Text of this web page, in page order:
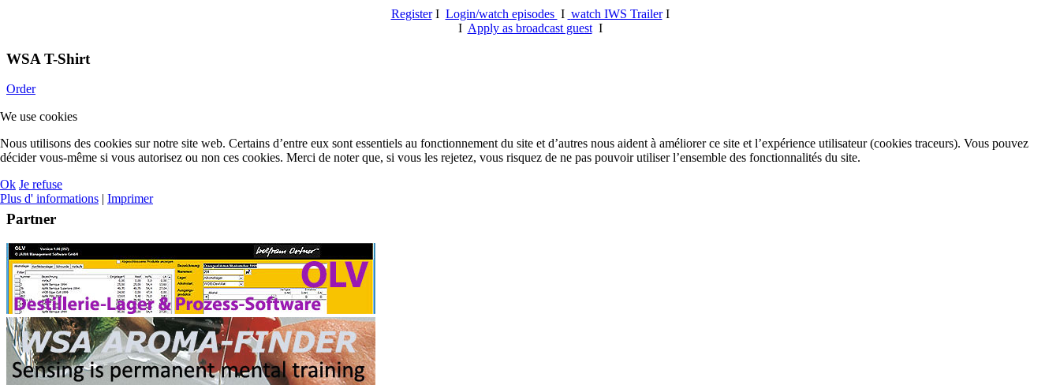
RegisterI Login/watch episodes I watch IWS TrailerI
I Apply as broadcast guestI
WSA T-Shirt
Order
Partner
We use cookies
Nous utilisons des cookies sur notre site web. Certains d’entre eux sont essentiels au fonctionnement du site et d’autres nous aident à améliorer ce site et l’expérience utilisateur (cookies traceurs). Vous pouvez
décider vous-même si vous autorisez ou non ces cookies. Merci de noter que, si vous les rejetez, vous risquez de ne pas pouvoir utiliser l’ensemble des fonctionnalités du site.
Ok Je refuse
Plus d' informations | Imprimer